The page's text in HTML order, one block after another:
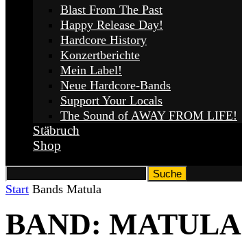
Blast From The Past
Happy Release Day!
Hardcore History
Konzertberichte
Mein Label!
Neue Hardcore-Bands
Support Your Locals
The Sound of AWAY FROM LIFE!
Stäbruch
Shop
Start Bands Matula
BAND: MATULA